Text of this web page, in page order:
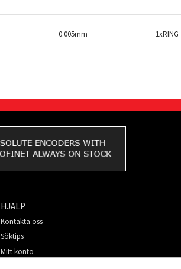
0.005mm 1xRING
HJÄLP
Kontakta oss
Söktips
Mitt konto